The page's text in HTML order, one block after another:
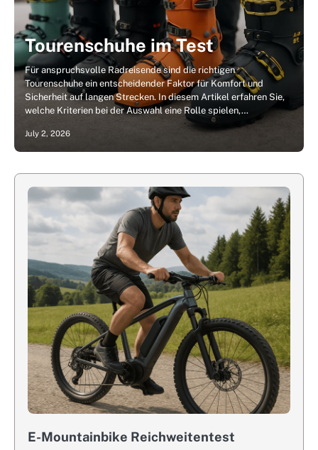
Tourenschuhe im Test
Für anspruchsvolle Radreisende sind die richtigen
Tourenschuhe ein entscheidender Faktor für Komfort und
Sicherheit auf langen Strecken. In diesem Artikel erfahren Sie,
welche Kriterien bei der Auswahl eine Rolle spielen,…
July 2, 2026
E-Mountainbike Reichweitentest